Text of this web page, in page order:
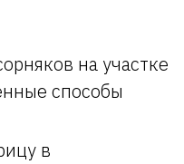
на участке
способы
в